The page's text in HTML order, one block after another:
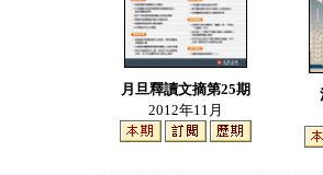
月旦釋讀文摘第25期
2012年11月